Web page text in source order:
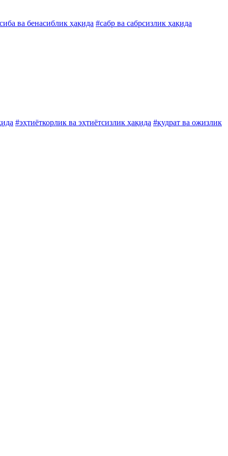
ва бенасиблик ҳақида #сабр ва сабрсизлик ҳақида
#эҳтиёткорлик ва эҳтиётсизлик ҳақида #қудрат ва ожизлик